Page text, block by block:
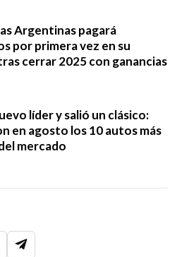
Argentinas pagará
por primera vez en su
cerrar 2025 con ganancias
líder y salió un clásico:
en agosto los 10 autos más
mercado